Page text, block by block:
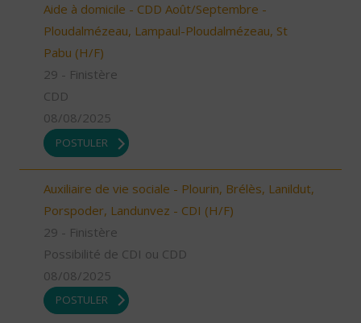
Aide à domicile - CDD Août/Septembre -
Ploudalmézeau, Lampaul-Ploudalmézeau, St
Pabu (H/F)
29 - Finistère
CDD
08/08/2025
POSTULER
Auxiliaire de vie sociale - Plourin, Brélès, Lanildut,
Porspoder, Landunvez - CDI (H/F)
29 - Finistère
Possibilité de CDI ou CDD
08/08/2025
POSTULER